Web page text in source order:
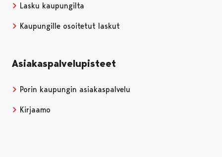
Lasku kaupungilta
Kaupungille osoitetut laskut
Asiakaspalvelupisteet
Porin kaupungin asiakaspalvelu
Kirjaamo